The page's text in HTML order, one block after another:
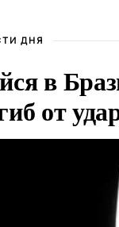
ДНЯ
в
от